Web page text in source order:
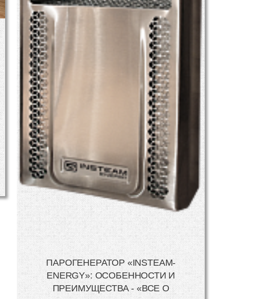
ПАРОГЕНЕРАТОР «INSTEAM-
ENERGY»: ОСОБЕННОСТИ И
ПРЕИМУЩЕСТВА - «ВСЕ О